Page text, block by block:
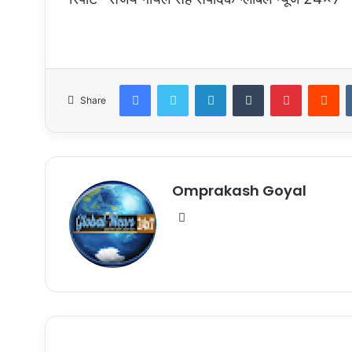
Share
FacebookTwitter LinkedInTumblr Pinterest
Omprakash Goyal
Website